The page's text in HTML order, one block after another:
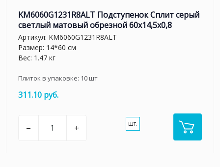
KM6060G1231R8ALT Подступенок Сплит серый
светлый матовый обрезной 60x14,5x0,8
Артикул: KM6060G1231R8ALT
Размер: 14*60 см
Вес: 1.47 кг
Плиток в упаковке: 10шт
311.10 руб.
– + шт.